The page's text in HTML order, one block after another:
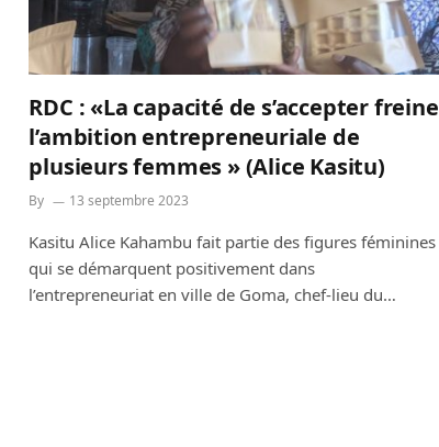
RDC : «La capacité de s’accepter freine
l’ambition entrepreneuriale de
plusieurs femmes » (Alice Kasitu)
By 13 septembre 2023
Kasitu Alice Kahambu fait partie des figures féminines
qui se démarquent positivement dans
l’entrepreneuriat en ville de Goma, chef-lieu du…